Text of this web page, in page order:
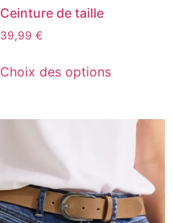
Ceinture de taille
39,99 €
Choix des options